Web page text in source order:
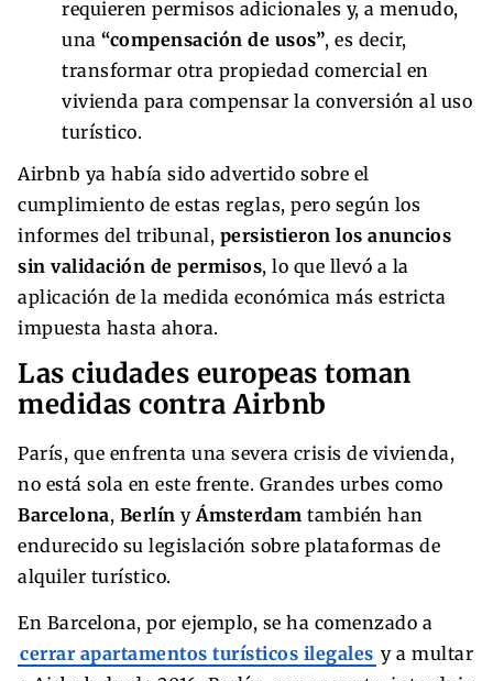
requieren permisos adicionales y, a menudo,
una “compensación de usos”, es decir,
transformar otra propiedad comercial en
vivienda para compensar la conversión al uso
turístico.
Airbnb ya había sido advertido sobre el
cumplimiento de estas reglas, pero según los
informes del tribunal, persistieron los anuncios
sin validación de permisos, lo que llevó a la
aplicación de la medida económica más estricta
impuesta hasta ahora.
Las ciudades europeas toman
medidas contra Airbnb
París, que enfrenta una severa crisis de vivienda,
no está sola en este frente. Grandes urbes como
Barcelona, Berlín y Ámsterdam también han
endurecido su legislación sobre plataformas de
alquiler turístico.
En Barcelona, por ejemplo, se ha comenzado a
cerrar apartamentos turísticos ilegales y a multar